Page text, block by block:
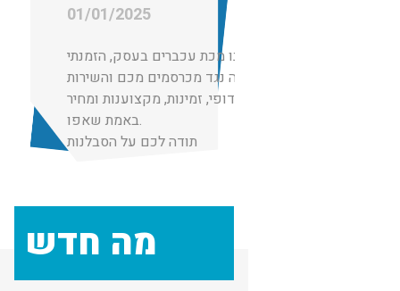
01/01/2025
הייתה לנו מכת עכברים בעסק, הזמנתי
הדברה נגד מכרסמים מכם והשירות
היה ללא דופי, זמינות, מקצוענות ומחיר
באמת שאפו.
תודה לכם על הסבלנות
מה חדש